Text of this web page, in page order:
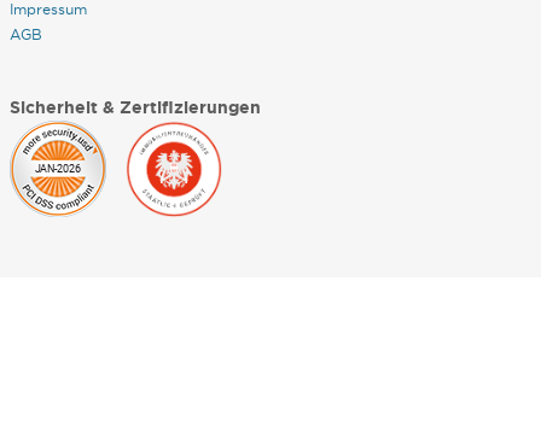
Impressum
AGB
Sicherheit & Zertifizierungen